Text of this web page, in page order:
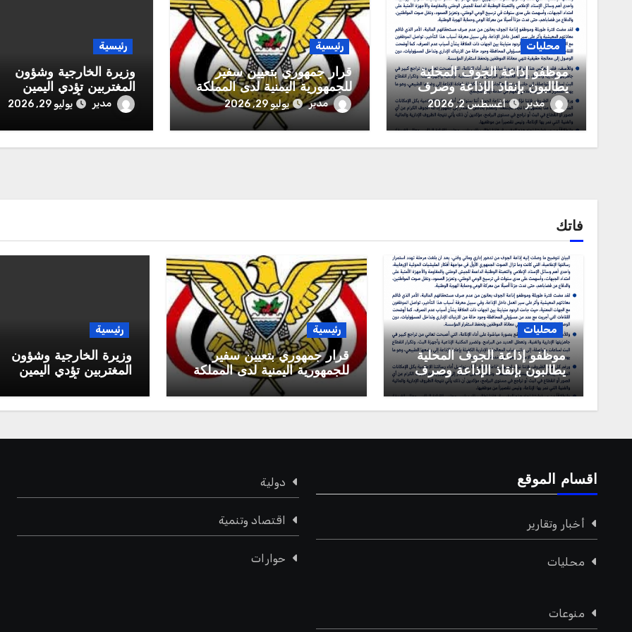
محليات
موظفو إذاعة الجوف المحلية
يطالبون بإنقاذ الإذاعة وصرف
مستحقاتهم المالية
مدير أغسطس 2, 2026
رئيسية
قرار جمهوري بتعيين سفير
للجمهورية اليمنية لدى المملكة
العربية السعودية
مدير يوليو 29, 2026
رئيسية
وزيرة الخارجية وشؤون
المغتربين تؤدي اليمين
الدستورية أمام رئيس
القيادة الرئاسي
مدير يوليو 29, 2026
فاتك
محليات
موظفو إذاعة الجوف المحلية
يطالبون بإنقاذ الإذاعة وصرف
مستحقاتهم المالية
رئيسية
قرار جمهوري بتعيين سفير
للجمهورية اليمنية لدى المملكة
العربية السعودية
رئيسية
وزيرة الخارجية وشؤون
المغتربين تؤدي اليمين
القيادة الرئاسي
اقسام الموقع
أخبار وتقارير
محليات
دولية
اقتصاد وتنمية
حوارات
منوعات